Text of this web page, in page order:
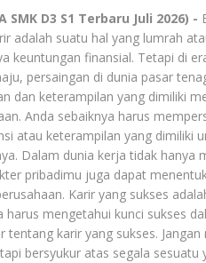
D3 S1 Terbaru Juli 2026) -
adalah suatu hal yang lumrah
keuntungan finansial. Tetapi di
persaingan di dunia pasar
dan keterampilan yang dimiliki
Anda sebaiknya harus
atau keterampilan yang dimiliki
Dalam dunia kerja tidak hanya
pribadimu juga dapat
Karir yang sukses
mengetahui kunci sukses
karir yang sukses. Jangan
bersyukur atas segala sesuatu